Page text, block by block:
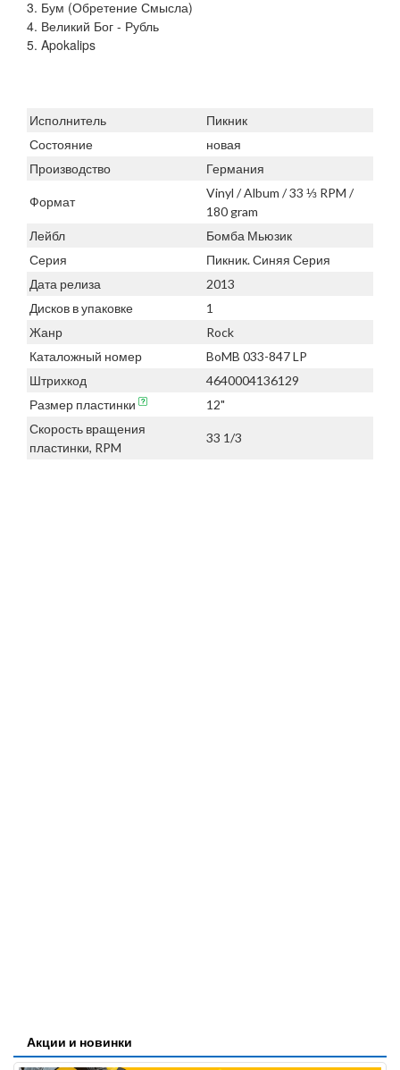
3. Бум (Обретение Смысла)
4. Великий Бог - Рубль
5. Apokalips
Исполнитель
Пикник
Состояние
новая
Производство
Германия
Формат
Vinyl / Album / 33 ⅓ RPM /
180 gram
Лейбл
Бомба Мьюзик
Серия
Пикник. Синяя Серия
Дата релиза
2013
Дисков в упаковке
1
Жанр
Rock
Каталожный номер
BoMB 033-847 LP
Штрихкод
4640004136129
Размер пластинки
12"
Скорость вращения
пластинки, RPM
33 1/3
Акции и новинки